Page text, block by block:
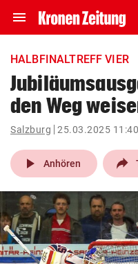
menu Navigation
ein-/ausklappen
account_circle Anmelden
pin_drop
Wien
bookmark
search
Suchbegriff
eingeben
HALBFINALTREFF VIER
den Weg
Salzburg 25.03.2025 11:40
play_arrow Anhören